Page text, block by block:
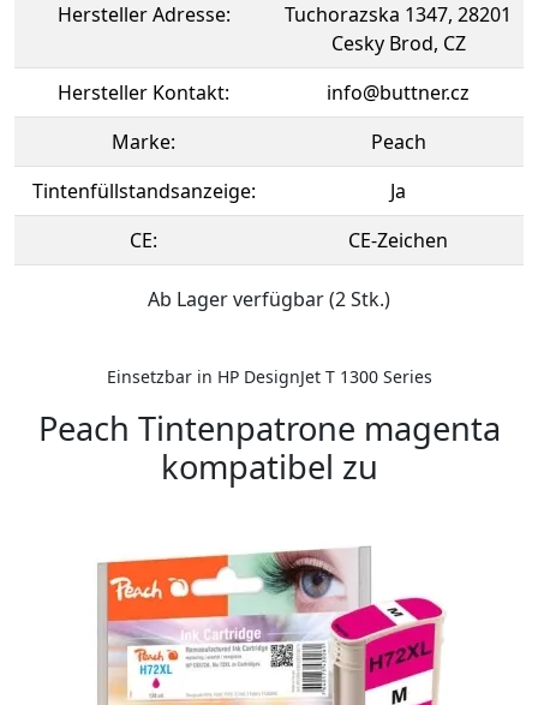
Hersteller Adresse:
Tuchorazska 1347, 28201
Cesky Brod, CZ
Hersteller Kontakt:
info@buttner.cz
Marke:
Peach
Tintenfüllstandsanzeige:
Ja
CE:
CE-Zeichen
Ab Lager verfügbar (2 Stk.)
Einsetzbar in HP DesignJet T 1300 Series
Peach Tintenpatrone magenta
kompatibel zu